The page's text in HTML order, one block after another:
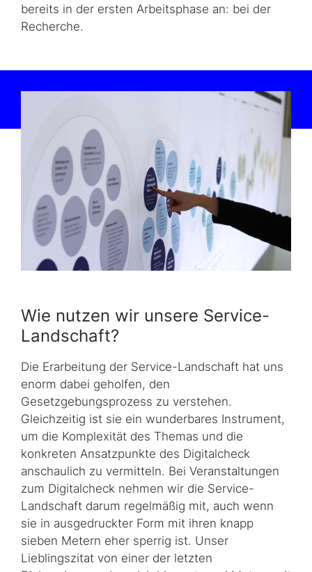
bereits in der ersten Arbeitsphase an: bei der
Recherche.
Wie nutzen wir unsere Service-
Landschaft?
Die Erarbeitung der Service-Landschaft hat uns
enorm dabei geholfen, den
Gesetzgebungsprozess zu verstehen.
Gleichzeitig ist sie ein wunderbares Instrument,
um die Komplexität des Themas und die
konkreten Ansatzpunkte des Digitalcheck
anschaulich zu vermitteln. Bei Veranstaltungen
zum Digitalcheck nehmen wir die Service-
Landschaft darum regelmäßig mit, auch wenn
sie in ausgedruckter Form mit ihren knapp
sieben Metern eher sperrig ist. Unser
Lieblingszitat von einer der letzten